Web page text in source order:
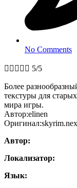
No Comments
     5/5
Более
текстуры для
мира игры.
Автор:elinen
Автор:
Локализатор:
Язык: